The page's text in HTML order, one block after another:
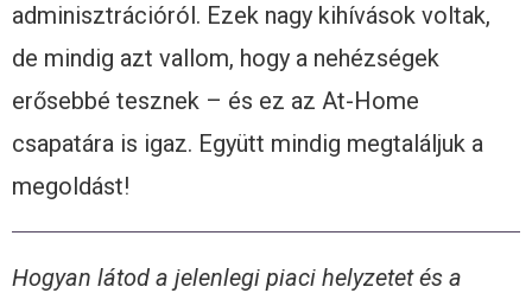
adminisztrációról. Ezek nagy kihívások voltak,
de mindig azt vallom, hogy a nehézségek
erősebbé tesznek – és ez az At-Home
csapatára is igaz. Együtt mindig megtaláljuk a
megoldást!
Hogyan látod a jelenlegi piaci helyzetet és a